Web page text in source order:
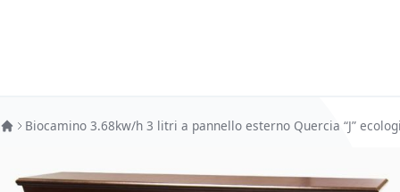
Biocamino 3.68kw/h 3 litri a pannello esterno Quercia “J”